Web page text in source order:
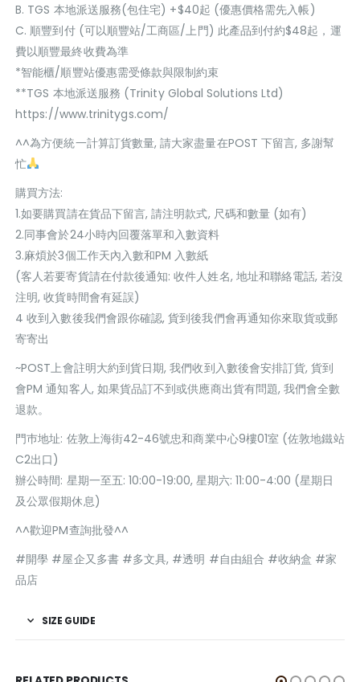
B. TGS 本地派送服務(包住宅) +$40起 (優惠價格需先入帳)
C. 順豐到付 (可以順豐站/工商區/上門) 此產品到付約$48起，運
費以順豐最終收費為準
*智能櫃/順豐站優惠需受條款與限制約束
**TGS 本地派送服務 (Trinity Global Solutions Ltd)
https://www.trinitygs.com/
^^為方便統一計算訂貨數量, 請大家盡量在POST 下留言, 多謝幫
忙
購買方法:
1.如要購買請在貨品下留言, 請注明款式, 尺碼和數量 (如有)
2.同事會於24小時內回覆落單和入數資料
3.麻煩於3個工作天內入數和PM 入數紙
(客人若要寄貨請在付款後通知: 收件人姓名, 地址和聯絡電話, 若沒
注明, 收貨時間會有延誤)
4 收到入數後我們會跟你確認, 貨到後我們會再通知你來取貨或郵
寄寄出
~POST上會註明大約到貨日期, 我們收到入數後會安排訂貨, 貨到
會PM 通知客人, 如果貨品訂不到或供應商出貨有問題, 我們會全數
退款。
門巿地址: 佐敦上海街42-46號忠和商業中心9樓01室 (佐敦地鐵站
C2出口)
辦公時間: 星期一至五: 10:00-19:00, 星期六: 11:00-4:00 (星期日
及公眾假期休息)
^^歡迎PM查詢批發^^
#開學 #屋企又多書 #多文具, #透明 #自由組合 #收納盒 #家
品店
SIZE GUIDE